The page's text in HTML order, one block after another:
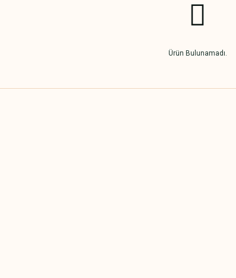
Ürün Bulunamadı.